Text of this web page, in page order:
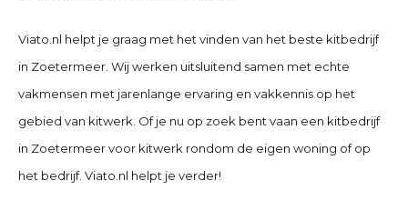
Viato.nl helpt je graag met het vinden van het beste kitbedrijf
in Zoetermeer. Wij werken uitsluitend samen met echte
vakmensen met jarenlange ervaring en vakkennis op het
gebied van kitwerk. Of je nu op zoek bent vaan een kitbedrijf
in Zoetermeervoor kitwerk rondom de eigen woning of op
het bedrijf. Viato.nl helpt je verder!